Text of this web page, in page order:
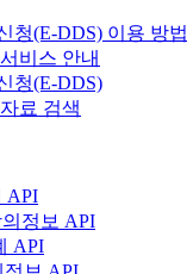
청(E-DDS) 이용 방법
비스 안내
청(E-DDS)
료 검색
API
정보 API
API